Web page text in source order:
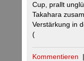
Cup, prallt
Takahara
Verstärkung in
(
Kommentieren |